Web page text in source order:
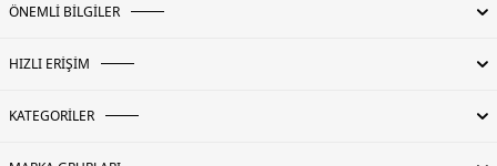
ÖNEMLİ BİLGİLER
HIZLI ERİŞİM
KATEGORİLER